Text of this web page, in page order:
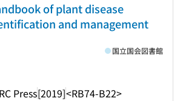
of plant disease
and management
Press[2019]<RB74-B22>
国立国会図書館